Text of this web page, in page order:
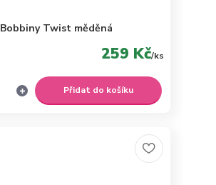
Bobbiny Twist měděná
259 Kč/ks
Přidat do košíku